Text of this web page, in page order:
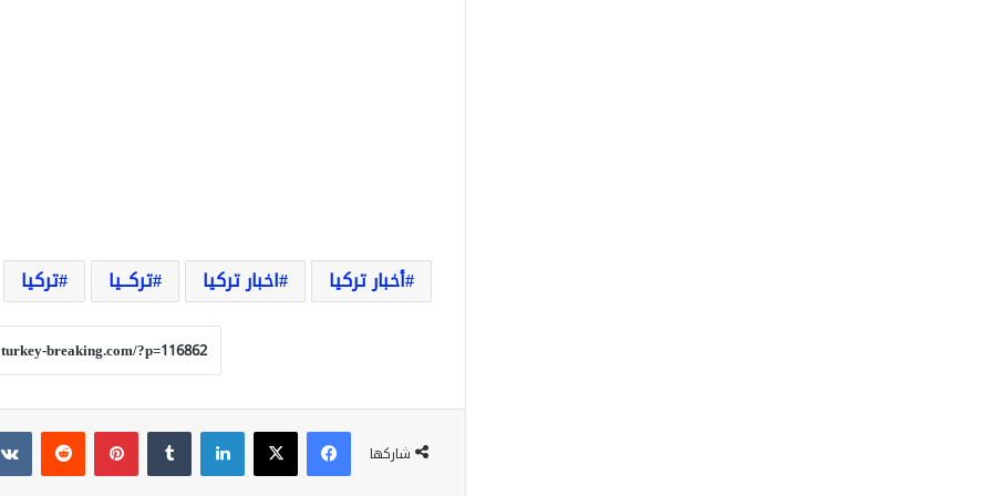
أخبار تركيا اخبار تركيا تركــيا تركيا
شاركها
فيسبوك‫X لينكدإن بينتيريست